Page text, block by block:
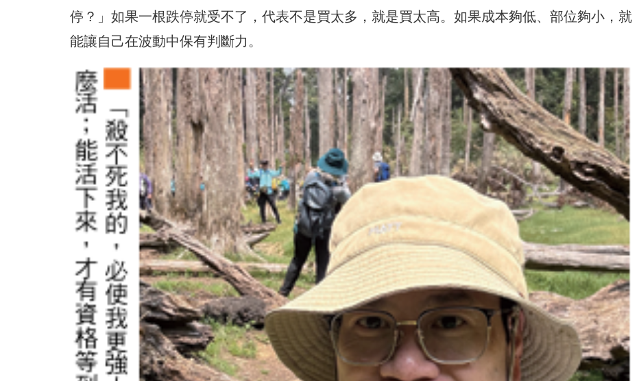
停？」如果一根跌停就受不了，代表不是買太多，就是買太高。如果成本夠低、部位夠小，就
能讓自己在波動中保有判斷力。